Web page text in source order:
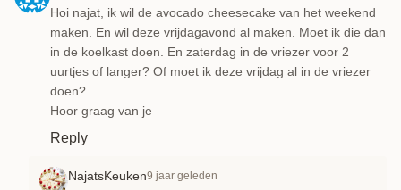
Hoi najat, ik wil de avocado cheesecake van het weekend
maken. En wil deze vrijdagavond al maken. Moet ik die dan
in de koelkast doen. En zaterdag in de vriezer voor 2
uurtjes of langer? Of moet ik deze vrijdag al in de vriezer
doen?
Hoor graag van je
Reply
NajatsKeuken9 jaar geleden